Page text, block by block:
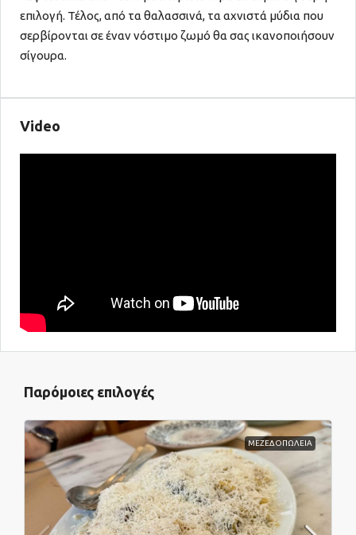
επιλογή. Τέλος, από τα θαλασσινά, τα αχνιστά μύδια που
σερβίρονται σε έναν νόστιμο ζωμό θα σας ικανοποιήσουν
σίγουρα.
Video
Παρόμοιες επιλογές
ΜΕΖΕΔΟΠΩΛΕΙΑ